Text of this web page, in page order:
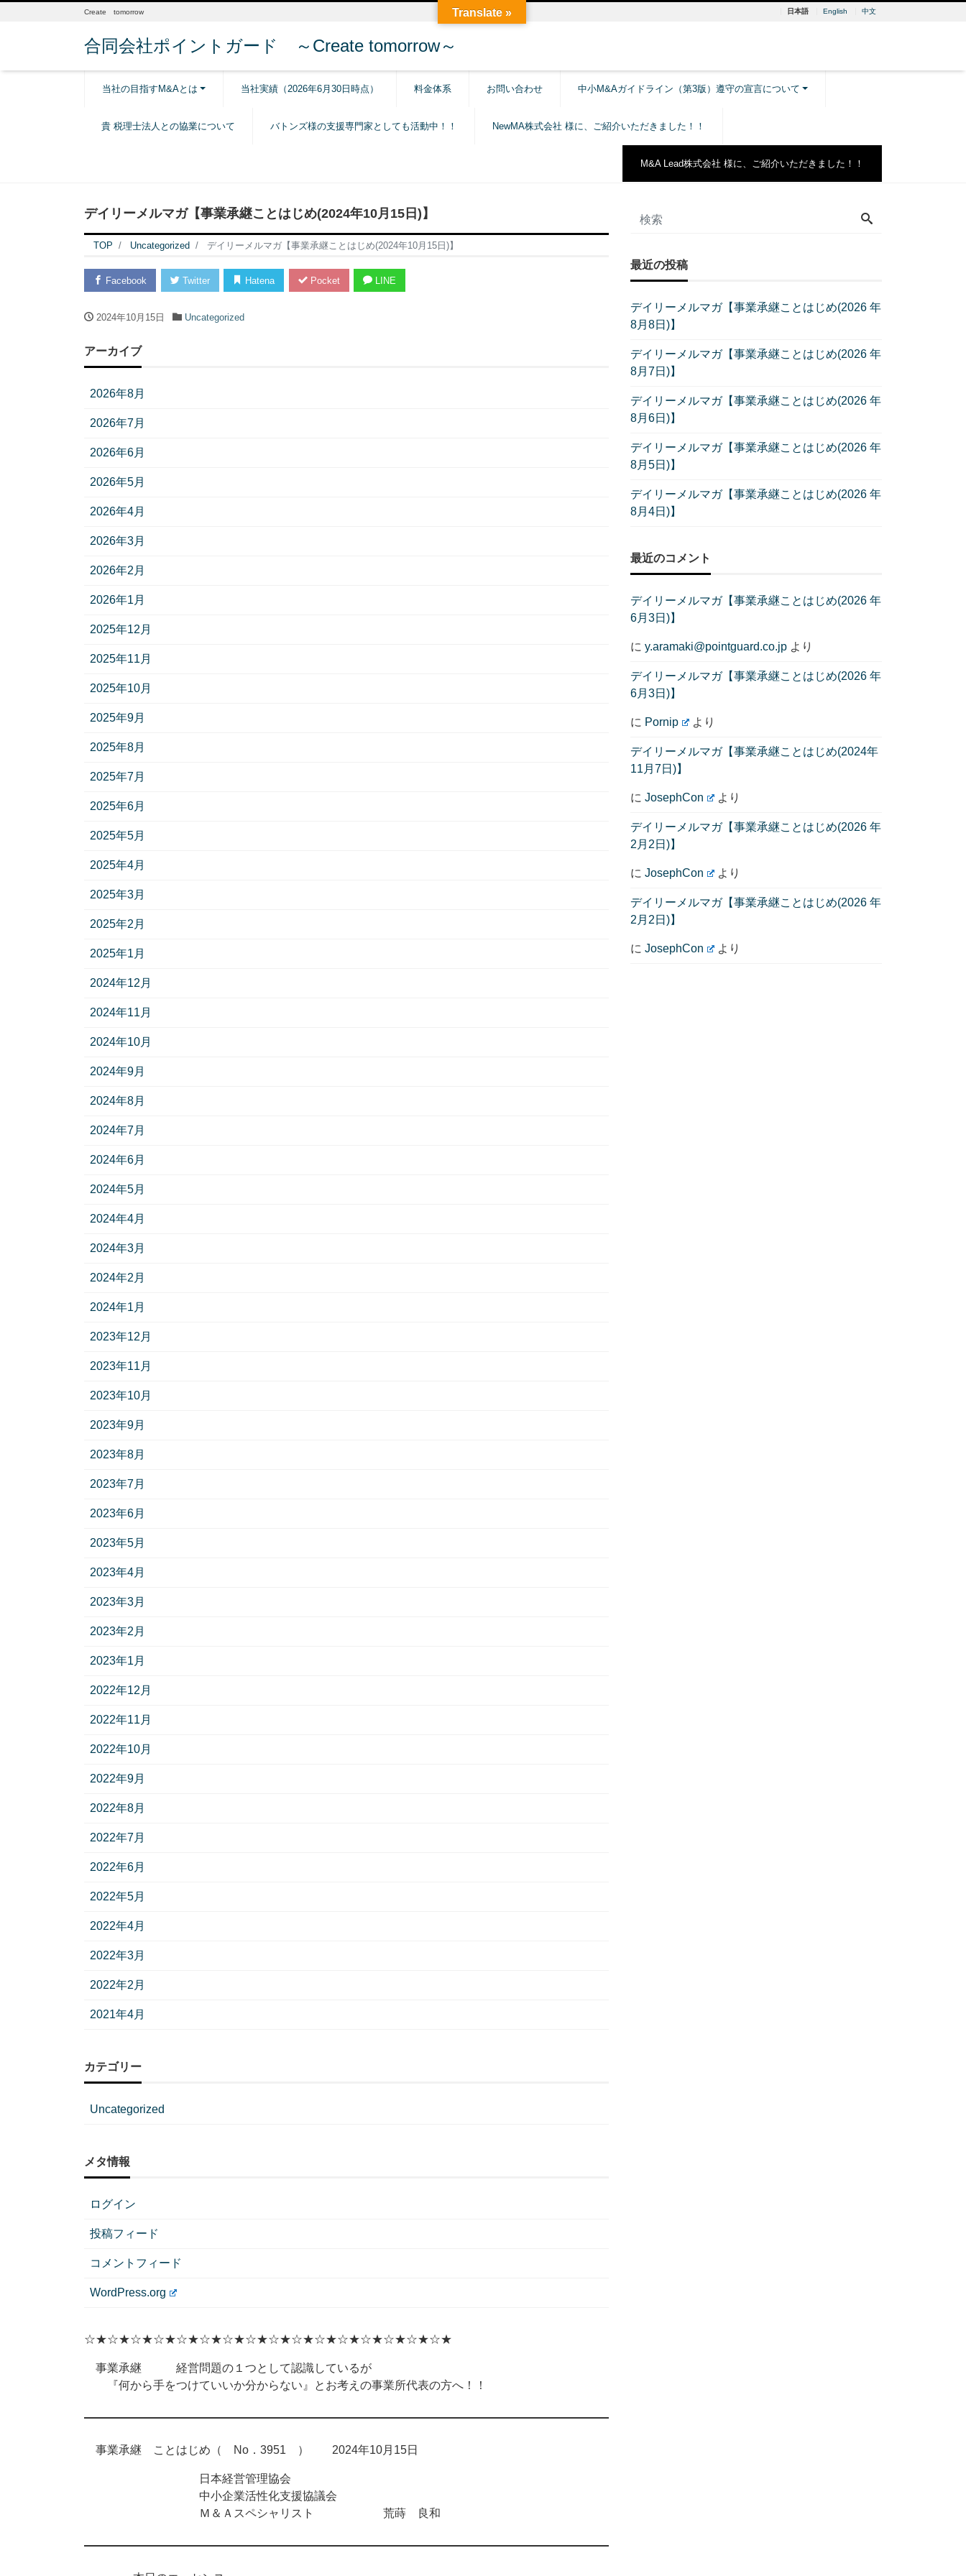
日本語 English 中文
Create tomorrow
合同会社ポイントガード ～Create tomorrow～
当社の目指すM&Aとは 当社実績（2026年6月30日時点） 料金体系 お問い合わせ 中小M&Aガイドライン（第3版）遵守の宣言について
貴 税理士法人との協業について バトンズ様の支援専門家としても活動中！！ NewMA株式会社 様に、ご紹介いただきました！！
M&A Lead株式会社 様に、ご紹介いただきました！！
デイリーメルマガ【事業承継ことはじめ(2024年10月15日)】
TOP Uncategorized デイリーメルマガ【事業承継ことはじめ(2024年10月15日)】
Facebook Twitter Hatena Pocket LINE
2024年10月15日 Uncategorized
アーカイブ
2026年8月
2026年7月
2026年6月
2026年5月
2026年4月
2026年3月
2026年2月
2026年1月
2025年12月
2025年11月
2025年10月
2025年9月
2025年8月
2025年7月
2025年6月
2025年5月
2025年4月
2025年3月
2025年2月
2025年1月
2024年12月
2024年11月
2024年10月
2024年9月
2024年8月
2024年7月
2024年6月
2024年5月
2024年4月
2024年3月
2024年2月
2024年1月
2023年12月
2023年11月
2023年10月
2023年9月
2023年8月
2023年7月
2023年6月
2023年5月
2023年4月
2023年3月
2023年2月
2023年1月
2022年12月
2022年11月
2022年10月
2022年9月
2022年8月
2022年7月
2022年6月
2022年5月
2022年4月
2022年3月
2022年2月
2021年4月
カテゴリー
Uncategorized
メタ情報
ログイン
投稿フィード
コメントフィード
WordPress.org
☆★☆★☆★☆★☆★☆★☆★☆★☆★☆★☆★☆★☆★☆★☆★☆★
事業承継 経営問題の１つとして認識しているが
『何から手をつけていいか分からない』とお考えの事業所代表の方へ！！
事業承継 ことはじめ（ No．3951 ） 2024年10月15日
日本経営管理協会
中小企業活性化支援協議会
Ｍ＆Ａスペシャリスト 荒蒔 良和
最近の投稿
デイリーメルマガ【事業承継ことはじめ(2026 年
8月8日)】
デイリーメルマガ【事業承継ことはじめ(2026 年
8月7日)】
デイリーメルマガ【事業承継ことはじめ(2026 年
8月6日)】
デイリーメルマガ【事業承継ことはじめ(2026 年
8月5日)】
デイリーメルマガ【事業承継ことはじめ(2026 年
8月4日)】
最近のコメント
デイリーメルマガ【事業承継ことはじめ(2026 年
6月3日)】
に y.aramaki@pointguard.co.jp より
デイリーメルマガ【事業承継ことはじめ(2026 年
6月3日)】
に Pornip より
デイリーメルマガ【事業承継ことはじめ(2024年
11月7日)】
に JosephCon より
デイリーメルマガ【事業承継ことはじめ(2026 年
2月2日)】
に JosephCon より
デイリーメルマガ【事業承継ことはじめ(2026 年
2月2日)】
に JosephCon より
Translate »